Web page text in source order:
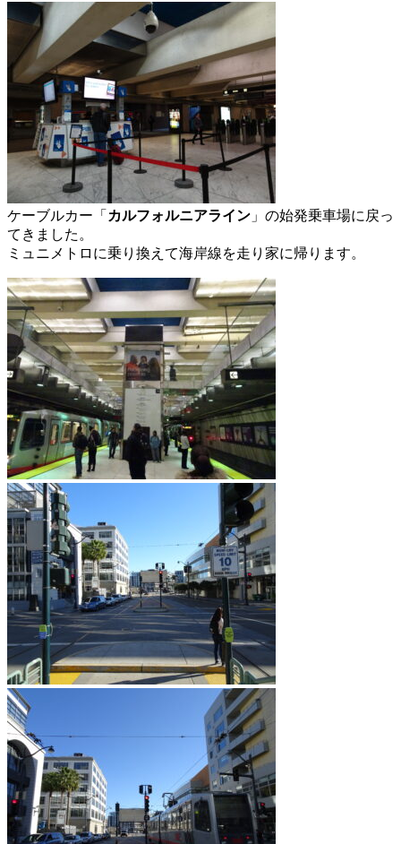
ケーブルカー「 カルフォルニアライン 」の始発乗車場に戻っ
てきました。
ミュニメトロに乗り換えて海岸線を走り家に帰ります。